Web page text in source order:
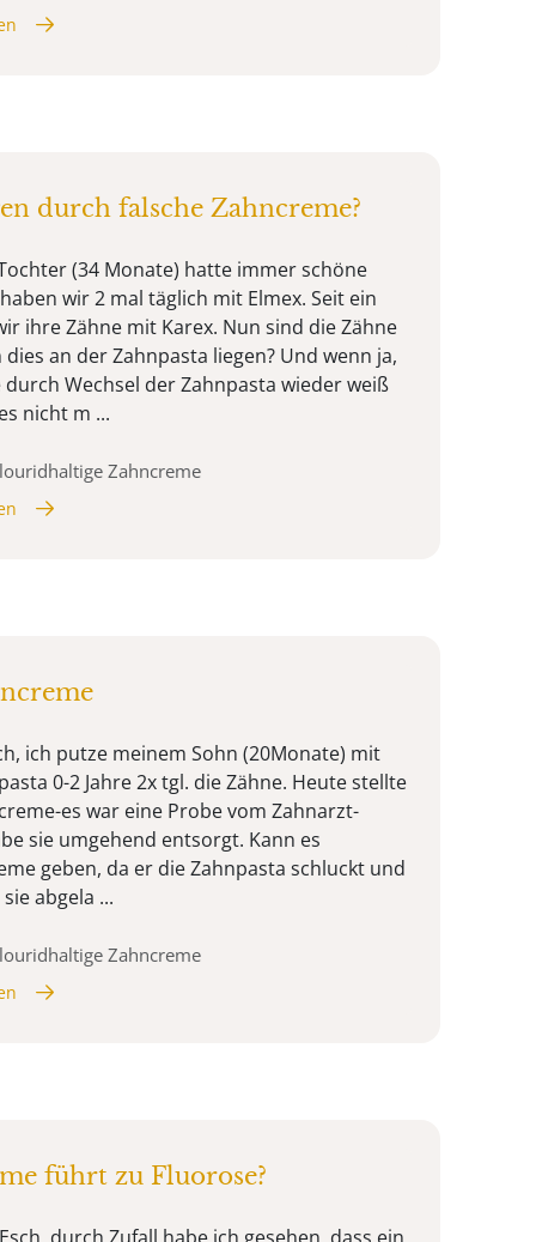
durch falsche Zahncreme?
(34 Monate) hatte immer schöne
wir 2 mal täglich mit Elmex. Seit ein
ihre Zähne mit Karex. Nun sind die Zähne
an der Zahnpasta liegen? Und wenn ja,
Wechsel der Zahnpasta wieder weiß
nicht m ...
Zahncreme
ich putze meinem Sohn (20Monate) mit
0-2 Jahre 2x tgl. die Zähne. Heute stellte
es war eine Probe vom Zahnarzt-
sie umgehend entsorgt. Kann es
geben, da er die Zahnpasta schluckt und
abgela ...
Zahncreme
führt zu Fluorose?